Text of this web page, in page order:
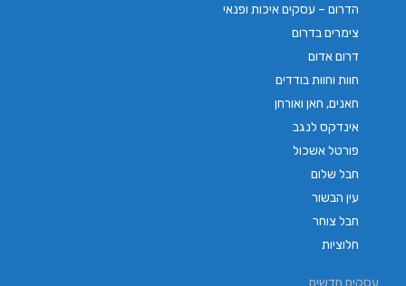
הדרום – עסקים איכות ופנאי
צימרים בדרום
דרום אדום
חוות וחוות בודדים
חאנים, חאן ואורחן
אינדקס לנגב
פורטל אשכול
חבל שלום
עין הבשור
חבל צוחר
חלוציות